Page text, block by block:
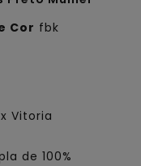
Cor fbk
Vitoria
de 100%